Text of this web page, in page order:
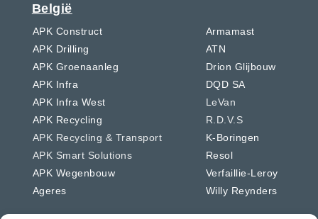
België
APK Construct
APK Drilling
APK Groenaanleg
APK Infra
APK Infra West
APK Recycling
APK Recycling & Transport
APK Smart Solutions
APK Wegenbouw
Ageres
Armamast
ATN
Drion Glijbouw
DQD SA
LeVan
R.D.V.S
K-Boringen
Resol
Verfaillie-Leroy
Willy Reynders